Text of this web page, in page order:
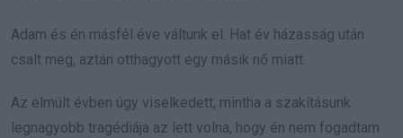
Adam és én másfél éve váltunk el. Hat év házasság után
csalt meg, aztán otthagyott egy másik nő miatt.
Az elmúlt évben úgy viselkedett, mintha a szakításunk
legnagyobb tragédiája az lett volna, hogy én nem fogadtam